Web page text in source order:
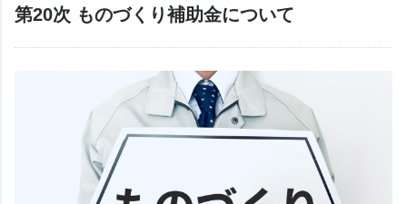
n
第20次 ものづくり補助金について